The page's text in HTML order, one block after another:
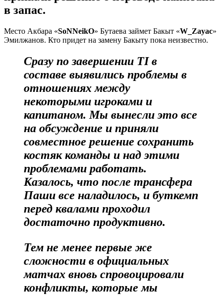
в запас.
Место Акбара «SoNNeikO» Бутаева займет Бакыт «W_Zayac»
Эмилжанов. Кто придет на замену Бакыту пока неизвестно.
Сразу по завершении TI в
составе выявились проблемы в
отношениях между
некоторыми игроками и
капитаном. Мы вынесли это все
на обсуждение и приняли
совместное решение сохранить
костяк команды и над этими
проблемами работать.
Казалось, что после трансфера
Паши все наладилось, и буткемп
перед квалами проходил
достаточно продуктивно.
Тем не менее первые же
сложности в официальных
матчах вновь спровоцировали
конфликты, которые мы